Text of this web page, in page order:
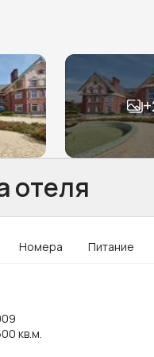
+
отеля
Номера Питание
кв.м.